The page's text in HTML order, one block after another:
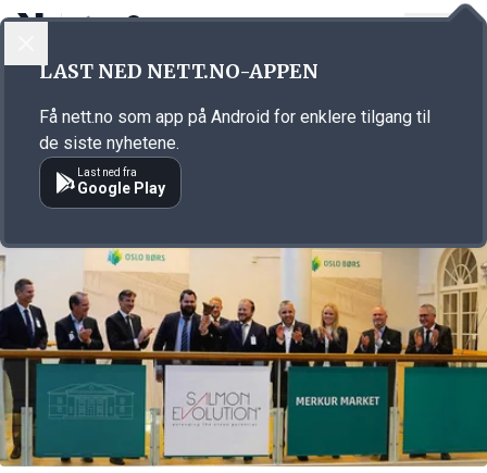
Annonsørinnhold
LAST NED NETT.NO-APPEN
Få nett.no som app på Android for enklere tilgang til
de siste nyhetene.
Last ned fra
Google Play